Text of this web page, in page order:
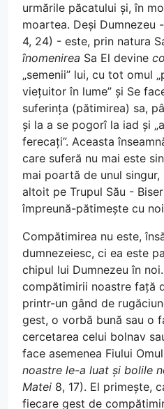
urmările păcatului și, în
moartea. Deși Dumnezeu
4, 24) - este, prin natura
înomenirea Sa El devine
„semenii” lui, cu tot omul
viețuitor în lume” și Se
suferința (pătimirea) sa,
și la a se pogorî la iad și
ferecați”. Aceasta
care suferă nu mai este
mai poartă de unul
altoit pe Trupul Său -
împreună-pătimește cu
Compătimirea nu este,
dumnezeiesc, ci ea este
chipul lui Dumnezeu în
compătimirii noastre față
printr-un gând de
gest, o vorbă bună sau o
cercetarea celui bolnav
face asemenea Fiului
noastre le-a luat și bolile
Matei 8, 17). El primește,
fiecare gest de